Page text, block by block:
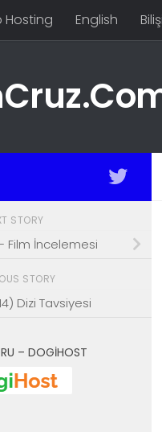
Hosting English
STORY
Film İncelemesi
STORY
Dizi Tavsiyesi
– DOGIHOST